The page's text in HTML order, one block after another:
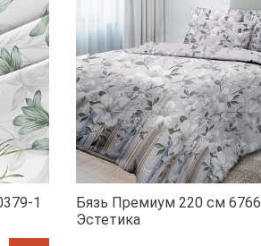
1
Бязь Премиум 220 см
Эстетика